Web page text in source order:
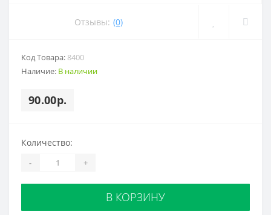
Отзывы: (0)
Код Товара: 8400
Наличие: В наличии
90.00р.
Количество:
- +
В КОРЗИНУ